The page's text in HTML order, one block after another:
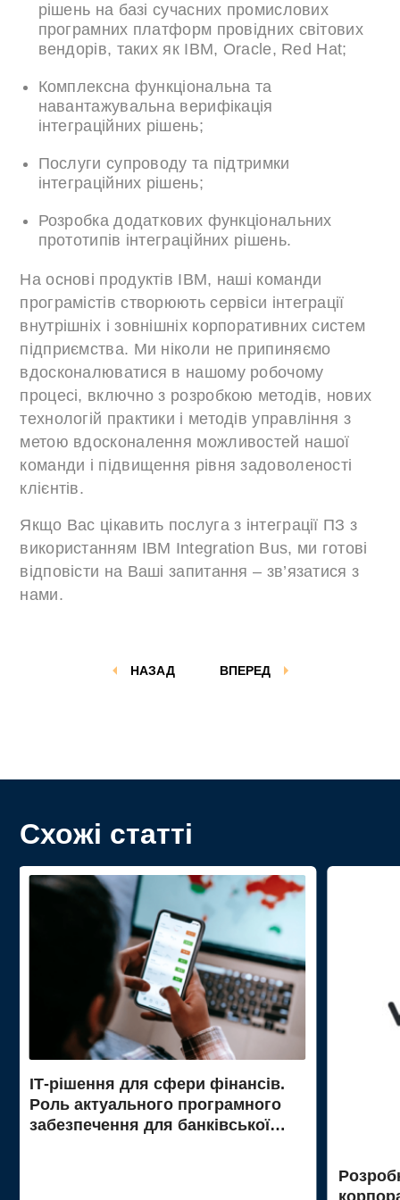
рішень на базі сучасних промислових
програмних платформ провідних світових
вендорів, таких як IBM, Oracle, Red Hat;
Комплексна функціональна та
навантажувальна верифікація
інтеграційних рішень;
Послуги супроводу та підтримки
інтеграційних рішень;
Розробка додаткових функціональних
прототипів інтеграційних рішень.
На основі продуктів IBM, наші команди
програмістів створюють сервіси інтеграції
внутрішніх і зовнішніх корпоративних систем
підприємства. Ми ніколи не припиняємо
вдосконалюватися в нашому робочому
процесі, включно з розробкою методів, нових
технологій практики і методів управління з
метою вдосконалення можливостей нашої
команди і підвищення рівня задоволеності
клієнтів.
Якщо Вас цікавить послуга з інтеграції ПЗ з
використанням IBM Integration Bus, ми готові
відповісти на Ваші запитання – зв’язатися з
нами.
ВПЕРЕД
НАЗАД
Схожі статті
ІТ-рішення для сфери фінансів.
Роль актуального програмного
забезпечення для банківської